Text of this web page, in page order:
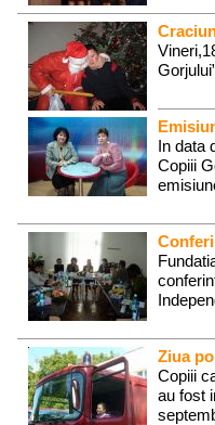
In data
Copiii
Ziua
Copiii
au fost